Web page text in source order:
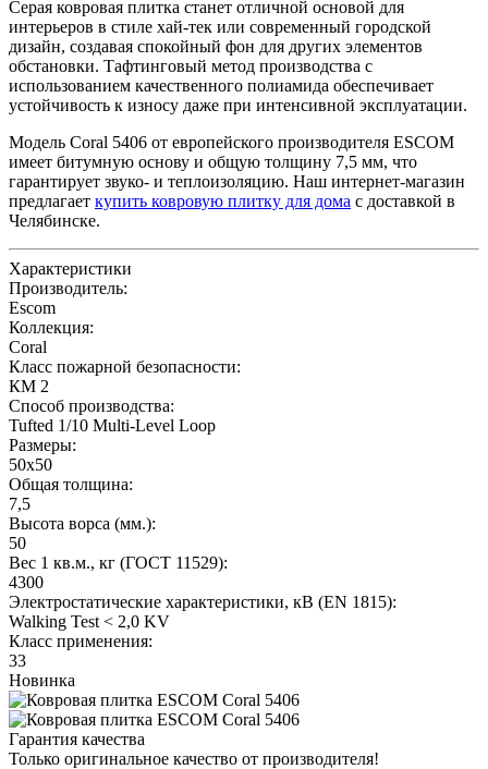
Серая ковровая плитка станет отличной основой для
интерьеров в стиле хай-тек или современный городской
дизайн, создавая спокойный фон для других элементов
обстановки. Тафтинговый метод производства с
использованием качественного полиамида обеспечивает
устойчивость к износу даже при интенсивной эксплуатации.
Модель Coral 5406 от европейского производителя ESCOM
имеет битумную основу и общую толщину 7,5 мм, что
гарантирует звуко- и теплоизоляцию. Наш интернет-магазин
предлагает купить ковровую плитку для дома с доставкой в
Челябинске.
Характеристики
Производитель:
Escom
Коллекция:
Coral
Класс пожарной безопасности:
КМ 2
Способ производства:
Tufted 1/10 Multi-Level Loop
Размеры:
50x50
Общая толщина:
7,5
Высота ворса (мм.):
50
Вес 1 кв.м., кг (ГОСТ 11529):
4300
Электростатические характеристики, кВ (EN 1815):
Walking Test < 2,0 KV
Класс применения:
33
Новинка
Гарантия качества
Только оригинальное качество от производителя!